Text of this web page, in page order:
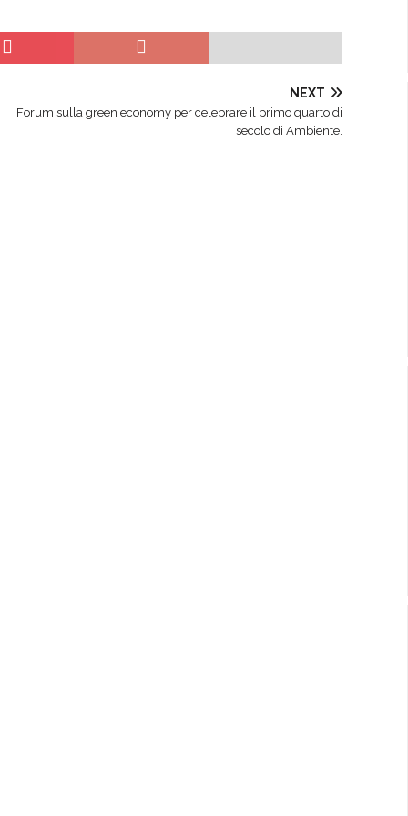
NEXT
Forum sulla green economy per celebrare il primo quarto di
secolo di Ambiente.